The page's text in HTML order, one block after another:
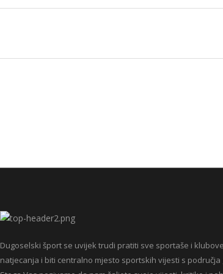
Dugoselski šport se uvijek trudi pratiti sve sportaše i
natjecanja i biti centralno mjesto sportskih vijesti s područja